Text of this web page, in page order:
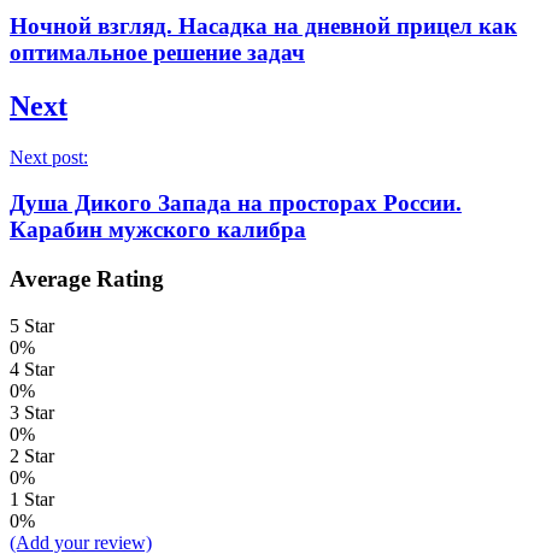
Ночной взгляд. Насадка на дневной прицел как
оптимальное решение задач
Next
Next post:
Душа Дикого Запада на просторах России.
Карабин мужского калибра
Average Rating
5 Star
0%
4 Star
0%
3 Star
0%
2 Star
0%
1 Star
0%
(Add your review)